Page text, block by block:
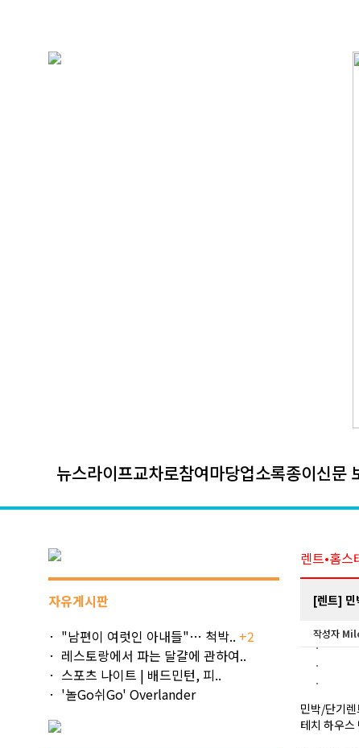
뉴스라이프교차로참여마당업소록종이신문
자유게시판
"남편이 여럿인 아내들"… 척박.. +2
레스토랑에서 파는 달걀에 관하여..
스포츠 나이트 | 배드민턴, 피..
'놀Go쉬Go' Overlander
렌트•홈스
[렌트] 민
작성자
민박/단기
테치 하우